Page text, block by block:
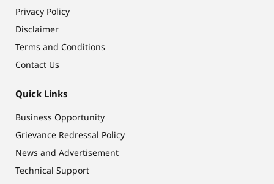
Privacy Policy
Disclaimer
Terms and Conditions
Contact Us
Quick Links
Business Opportunity
Grievance Redressal Policy
News and Advertisement
Technical Support